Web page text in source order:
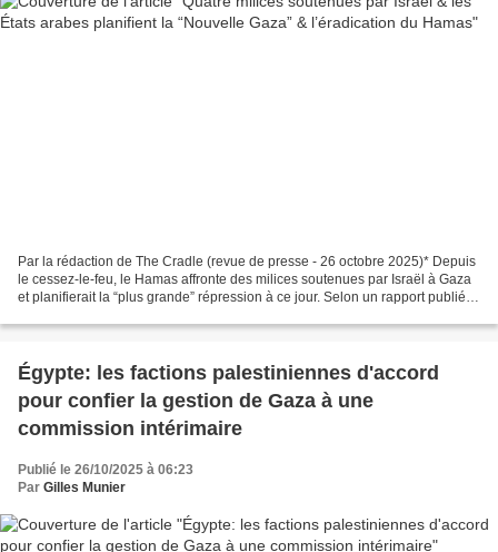
Par la rédaction de The Cradle (revue de presse - 26 octobre 2025)* Depuis
le cessez-le-feu, le Hamas affronte des milices soutenues par Israël à Gaza
et planifierait la “plus grande” répression à ce jour. Selon un rapport publié
Égypte: les factions palestiniennes d'accord
pour confier la gestion de Gaza à une
commission intérimaire
Publié le 26/10/2025 à 06:23
Par Gilles Munier